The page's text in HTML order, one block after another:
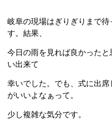
岐阜の現場はぎりぎりまで
す。結果、
今日の雨を見れば良かった
い出来て
幸いでした。でも、式に出
がいいよなぁって。
少し複雑な気分です。